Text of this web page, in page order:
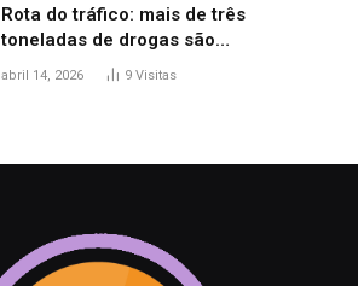
Rota do tráfico: mais de três
toneladas de drogas são
apreendidas no TO em três meses
abril 14, 2026 9 Visitas